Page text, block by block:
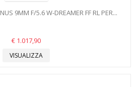
9MM F/5.6 W-DREAMER FF RL PER...
€ 1.017,90
VISUALIZZA